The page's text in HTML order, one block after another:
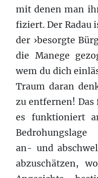
mit denen man
fiziert. Der Radau
der ›besorgte
die Manege
wem du dich
Traum daran
zu ent­fer­nen!
es funk­tion­iert
an- und
abzuschätzen,